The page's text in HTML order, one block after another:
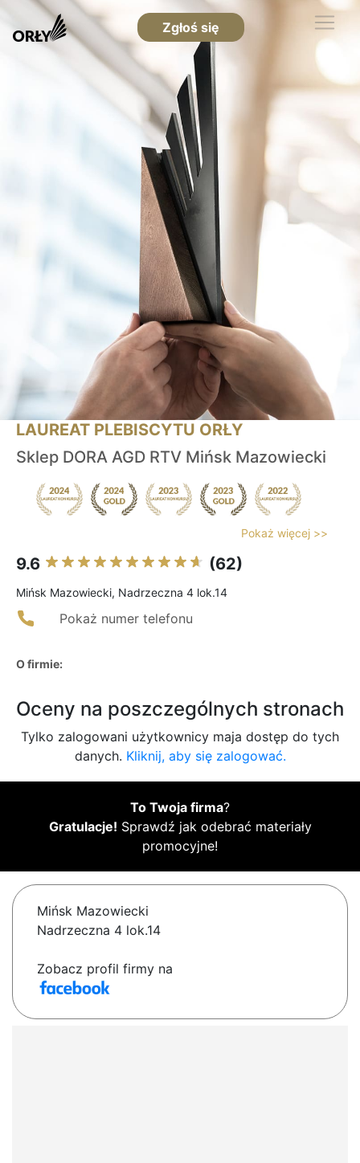
Zgłoś się
LAUREAT PLEBISCYTU ORŁY
Sklep DORA AGD RTV Mińsk Mazowiecki
Pokaż więcej >>
9.6 (62)
Mińsk Mazowiecki, Nadrzeczna 4 lok.14
Pokaż numer telefonu
O firmie:
Oceny na poszczególnych stronach
Tylko zalogowani użytkownicy maja dostęp do tych
danych. Kliknij, aby się zalogować.
To Twoja firma?
Gratulacje! Sprawdź jak odebrać materiały
promocyjne!
Mińsk Mazowiecki
Nadrzeczna 4 lok.14
Zobacz profil firmy na